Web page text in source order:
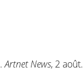
.Artnet News, 2 août.